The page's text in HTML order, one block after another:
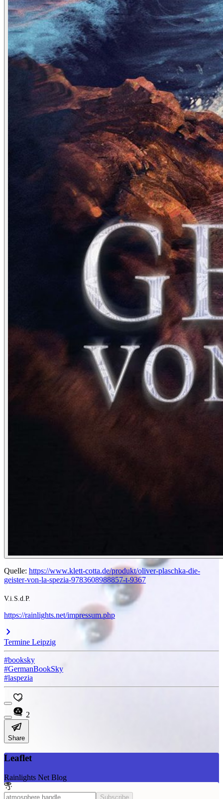
Quelle: https://www.klett-cotta.de/produkt/oliver-plaschka-die-
geister-von-la-spezia-9783608988857-t-9367
V.i.S.d.P.
https://rainlights.net/impressum.php
Termine Leipzig
#booksky
#GermanBookSky
#laspezia
2
Share
Leaflet
Rainlights Net Blog
Subscribe